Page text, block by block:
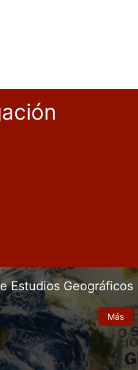
Estudios Geográficos
Más